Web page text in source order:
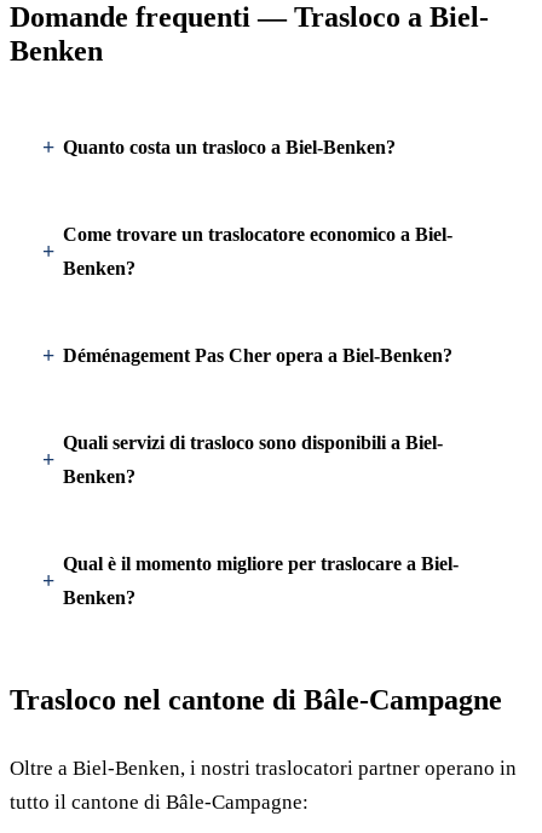
Domande frequenti — Trasloco a Biel-
Benken
Quanto costa un trasloco a Biel-Benken?
Come trovare un traslocatore economico a Biel-
Benken?
Déménagement Pas Cher opera a Biel-Benken?
Quali servizi di trasloco sono disponibili a Biel-
Benken?
Qual è il momento migliore per traslocare a Biel-
Benken?
Trasloco nel cantone di Bâle-Campagne
Oltre a Biel-Benken, i nostri traslocatori partner operano in
tutto il cantone di Bâle-Campagne: